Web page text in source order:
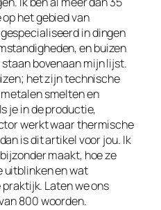
het gebied van
in dingen
en buizen
bovenaan mijn lijst.
het zijn technische
smelten en
je in de productie,
werkt waar thermische
is dit artikel voor jou. Ik
maakt, hoe ze
uitblinken en wat
Laten we ons
800 woorden.
Czech
Danish
Dutch (Belgium)
Estonian
Finnish
French (Belgium)
French (France)
French (Canada)